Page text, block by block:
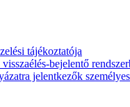
tájékoztatója
bejelentő
jelentkezők